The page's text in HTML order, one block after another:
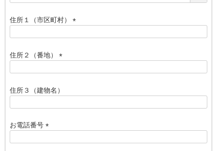
必
須
)
住所１（市区町村）
)
住所２（番地）
須
)
住所３（建物名）
お電話番号